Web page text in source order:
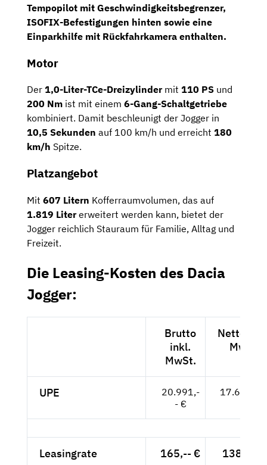
Tempopilot mit Geschwindigkeitsbegrenzer,
ISOFIX-Befestigungen hinten sowie eine
Einparkhilfe mit Rückfahrkamera enthalten.
Motor
Der 1,0-Liter-TCe-Dreizylindermit 110 PS und
200 Nm ist mit einem 6-Gang-Schaltgetriebe
kombiniert. Damit beschleunigt der Jogger in
10,5 Sekunden auf 100 km/h und erreicht 180
km/h Spitze.
Platzangebot
Mit 607 Litern Kofferraumvolumen, das auf
1.819 Litererweitert werden kann, bietet der
Jogger reichlich Stauraum für Familie, Alltag und
Freizeit.
Die Leasing-Kosten des Dacia
Jogger:
Brutto
inkl.
MwSt.
Netto
MwSt.
UPE
20.991,-
- €
17.639,--
Leasingrate 165,-- € 138,66 €